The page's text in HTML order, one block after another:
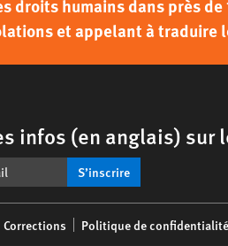
droits humains dans près
et appelant à traduire
infos (en anglais)
S’inscrire
Corrections Politique de confidentialité